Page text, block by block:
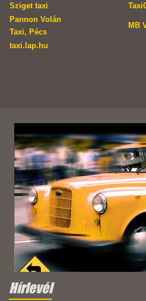
Sziget taxi
Pannon Volán
Taxi, Pécs
MB
taxi.lap.hu
Hírlevél